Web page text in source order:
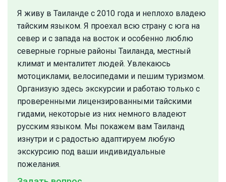
Я живу в Таиланде с 2010 года и неплохо владею
тайским языком. Я проехал всю страну с юга на
север и с запада на восток и особенно люблю
северные горные районы Таиланда, местный
климат и менталитет людей. Увлекаюсь
мотоциклами, велосипедами и пешим туризмом. ​
Организую здесь экскурсии и работаю только с
проверенными лицензированными тайскими
гидами, некоторые из них немного владеют
русским языком. Мы покажем вам Таиланд
изнутри и с радостью адаптируем любую
экскурсию под ваши индивидуальные
пожелания.